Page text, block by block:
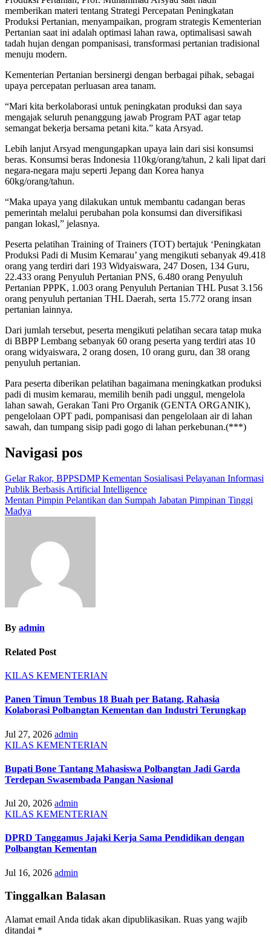
memberikan materi tentang Strategi Percepatan Peningkatan
Produksi Pertanian, menyampaikan, program strategis Kementerian
Pertanian saat ini adalah optimasi lahan rawa, optimalisasi sawah
tadah hujan dengan pompanisasi, transformasi pertanian tradisional
menuju modern.
Kementerian Pertanian bersinergi dengan berbagai pihak, sebagai
upaya percepatan perluasan area tanam.
“Mari kita berkolaborasi untuk peningkatan produksi dan saya
mengajak seluruh penanggung jawab Program PAT agar tetap
semangat bekerja bersama petani kita.” kata Arsyad.
Lebih lanjut Arsyad mengungapkan upaya lain dari sisi konsumsi
beras. Konsumsi beras Indonesia 110kg/orang/tahun, 2 kali lipat dari
negara-negara maju seperti Jepang dan Korea hanya
60kg/orang/tahun.
“Maka upaya yang dilakukan untuk membantu cadangan beras
pemerintah melalui perubahan pola konsumsi dan diversifikasi
pangan lokasl,” jelasnya.
Peserta pelatihan Training of Trainers (TOT) bertajuk ‘Peningkatan
Produksi Padi di Musim Kemarau’ yang mengikuti sebanyak 49.418
orang yang terdiri dari 193 Widyaiswara, 247 Dosen, 134 Guru,
22.433 orang Penyuluh Pertanian PNS, 6.480 orang Penyuluh
Pertanian PPPK, 1.003 orang Penyuluh Pertanian THL Pusat 3.156
orang penyuluh pertanian THL Daerah, serta 15.772 orang insan
pertanian lainnya.
Dari jumlah tersebut, peserta mengikuti pelatihan secara tatap muka
di BBPP Lembang sebanyak 60 orang peserta yang terdiri atas 10
orang widyaiswara, 2 orang dosen, 10 orang guru, dan 38 orang
penyuluh pertanian.
Para peserta diberikan pelatihan bagaimana meningkatkan produksi
padi di musim kemarau, memilih benih padi unggul, mengelola
lahan sawah, Gerakan Tani Pro Organik (GENTA ORGANIK),
pengelolaan OPT padi, pompanisasi dan pengelolaan air di lahan
sawah, dan tumpang sisip padi gogo di lahan perkebunan.(***)
Navigasi pos
Gelar Rakor, BPPSDMP Kementan Sosialisasi Pelayanan Informasi
Publik Berbasis Artificial Intelligence
Mentan Pimpin Pelantikan dan Sumpah Jabatan Pimpinan Tinggi
Madya
By admin
Related Post
KILAS KEMENTERIAN
Panen Timun Tembus 18 Buah per Batang, Rahasia
Kolaborasi Polbangtan Kementan dan Industri Terungkap
Jul 27, 2026 admin
KILAS KEMENTERIAN
Bupati Bone Tantang Mahasiswa Polbangtan Jadi Garda
Terdepan Swasembada Pangan Nasional
Jul 20, 2026 admin
KILAS KEMENTERIAN
DPRD Tanggamus Jajaki Kerja Sama Pendidikan dengan
Polbangtan Kementan
Jul 16, 2026 admin
Tinggalkan Balasan
Alamat email Anda tidak akan dipublikasikan. Ruas yang wajib
ditandai *